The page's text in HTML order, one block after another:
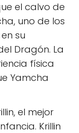
el calvo de
uno de los
su
Dragón. La
física
Yamcha
el mejor
Krillin